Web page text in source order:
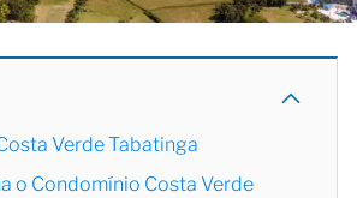
Verde Tabatinga
o Condomínio Costa Verde